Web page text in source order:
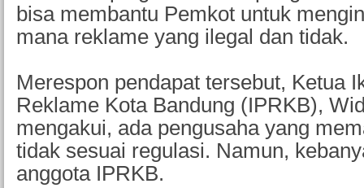
bisa membantu Pemkot untuk
mana reklame yang ilegal dan tidak.
Merespon pendapat tersebut, Ketua
Reklame Kota Bandung (IPRKB),
mengakui, ada pengusaha yang
tidak sesuai regulasi. Namun,
anggota IPRKB.